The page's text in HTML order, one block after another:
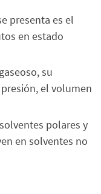
presenta es el
en estado
su
el volumen
polares y
en solventes no